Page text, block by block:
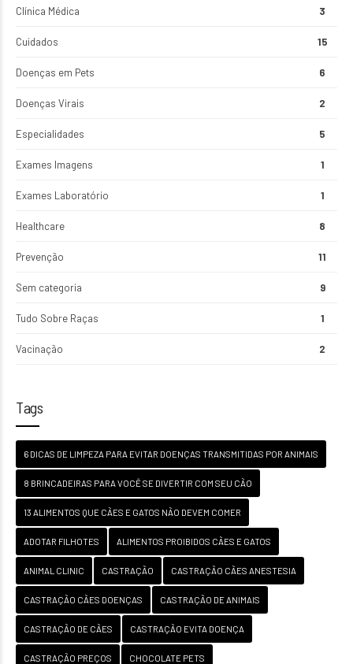
Clínica Médica 3
Cuidados 15
Doenças em Pets 6
Doenças Virais 2
Especialidades 5
Exames Imagens 1
Exames Laboratório 1
Healthcare 8
Prevenção 11
Sem categoria 9
Tudo Sobre Raças 1
Vacinação 2
Tags
6 DICAS DE LIMPEZA PARA EVITAR DOENÇAS TRANSMITIDAS POR ANIMAIS
8 BRINCADEIRAS PARA VOCÊ SE DIVERTIR COM SEU CÃO
13 ALIMENTOS QUE CÃES E GATOS NÃO DEVEM COMER
ADOTAR FILHOTES ALIMENTOS PROIBIDOS CÃES E GATOS
ANIMAL CLINIC CASTRAÇÃO CASTRAÇÃO CÃES ANESTESIA
CASTRAÇÃO CÃES DOENÇAS CASTRAÇÃO DE ANIMAIS
CASTRAÇÃO DE CÃES CASTRAÇÃO EVITA DOENÇA
CASTRAÇÃO PREÇOS CHOCOLATE PETS